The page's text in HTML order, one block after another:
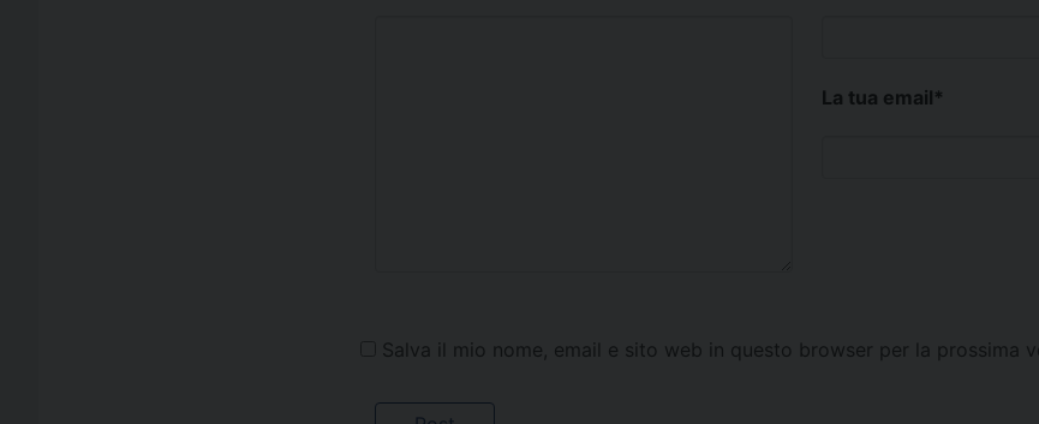
La tua email*
Salva il mio nome, email e sito web in questo browser per la prossima